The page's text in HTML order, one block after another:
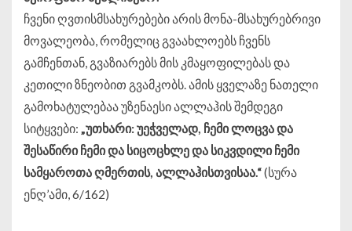
ჩვენი ღვთისმსახურებები არის მონა-მსახურებრივი
მოვალეობა, რომელიც გვაახლოებს ჩვენს
გამჩენთან, გვაზიარებს მის კმაყოფილებას და
კეთილი ზნეობით გვამკობს. ამის ყველაზე ნათელი
გამოხატულებაა უზენაესი ალლაჰის შემდეგი
სიტყვები: „უთხარი:უეჭველად, ჩემილოცვადა
შესაწირი ჩემიდა სიცოცხლედა სიკვდილი ჩემი
სამყაროთაღმერთის, ალლაჰისთვისაა.“(სურა
ენღ’ამი, 6/162)